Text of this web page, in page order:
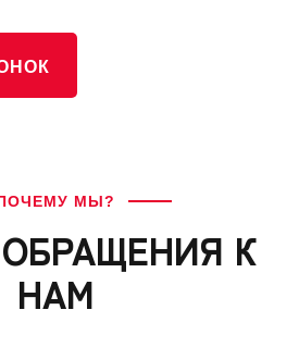
МЫ?
К
НАМ